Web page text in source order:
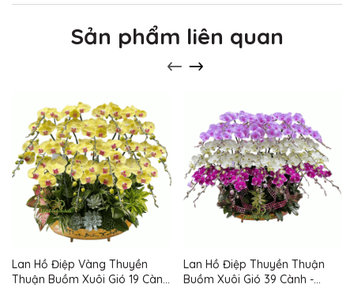
Sản phẩm liên quan
Lan Hồ Điệp Vàng Thuyền
Thuận Buồm Xuôi Gió 19 Cành
Lan Hồ Điệp Thuyền Thuận
Buồm Xuôi Gió 39 Cành -